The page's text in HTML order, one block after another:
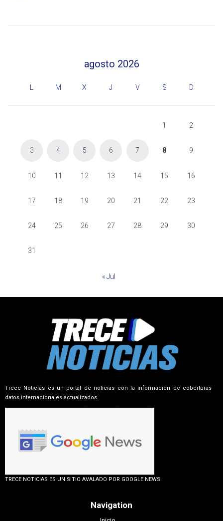
agosto 2026
L M X J V S D
1 2
3 4 5 6 7 8 9
10 11 12 13 14 15 16
17 18 19 20 21 22 23
24 25 26 27 28 29 30
31
« Jul
Trece Noticias es un portal de noticias con la información de coberturas
datos internacionales actualizados
TRECE NOTICIAS ES UN SITIO AVALADO POR GOOGLE NEWS
Navigation